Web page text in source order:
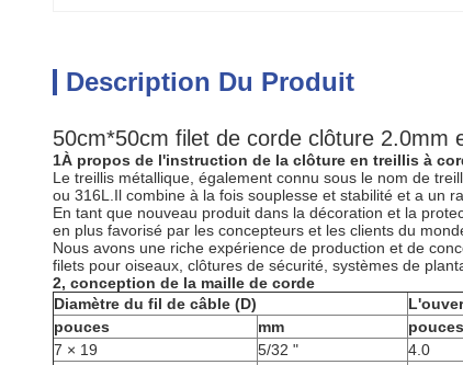
Description Du Produit
50cm*50cm filet de corde clôture 2.0mm
1À propos de l'instruction de la clôture en treillis à
Le treillis métallique, également connu sous le nom de
ou 316L.Il combine à la fois souplesse et stabilité et a un
En tant que nouveau produit dans la décoration et la
en plus favorisé par les concepteurs et les clients du
Nous avons une riche expérience de production et de
filets pour oiseaux, clôtures de sécurité, systèmes de
2, conception de la maille de corde
Diamètre du fil de câble (D)
pouces
mm pouces
7 × 19
5/32 " 4.0